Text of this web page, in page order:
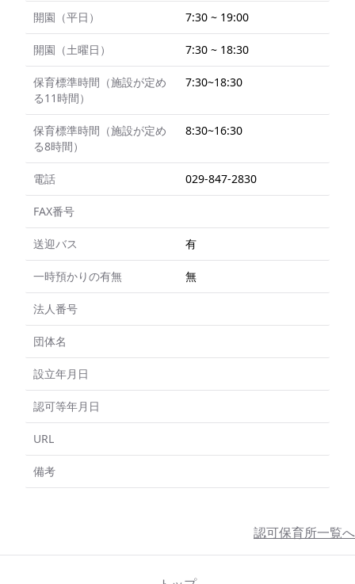
開園（平日） 7:30 ~ 19:00
開園（土曜日） 7:30 ~ 18:30
保育標準時間（施設が定め
る11時間）
7:30~18:30
保育標準時間（施設が定め
る8時間）
8:30~16:30
電話 029-847-2830
FAX番号
送迎バス 有
一時預かりの有無 無
法人番号
団体名
設立年月日
認可等年月日
URL
備考
認可保育所一覧へ